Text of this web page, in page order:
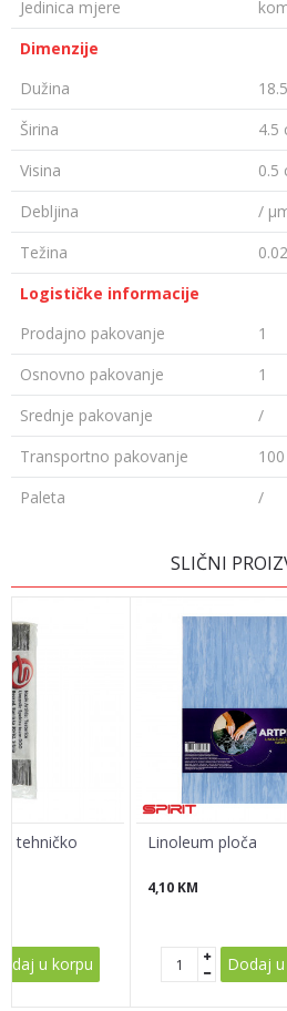
Jedinica mjere
Dimenzije
Dužina
Širina
4.5
Visina
0.5
Debljina
/
Težina
Logističke informacije
Prodajno pakovanje
1
Osnovno pakovanje
1
Srednje pakovanje
/
Transportno pakovanje
100
Paleta
/
SLIČNI
tehničko
u korpu
Linoleum ploča
4,10 KM
Dodaj